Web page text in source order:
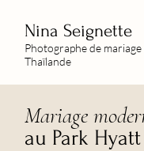
Nina Seignette
Photographe de mariage
Thaïlande
Mariage
au Park